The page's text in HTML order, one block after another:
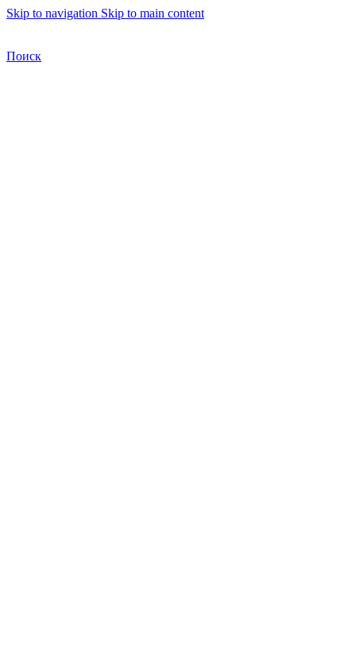
Skip to navigation Skip to main content
Поиск